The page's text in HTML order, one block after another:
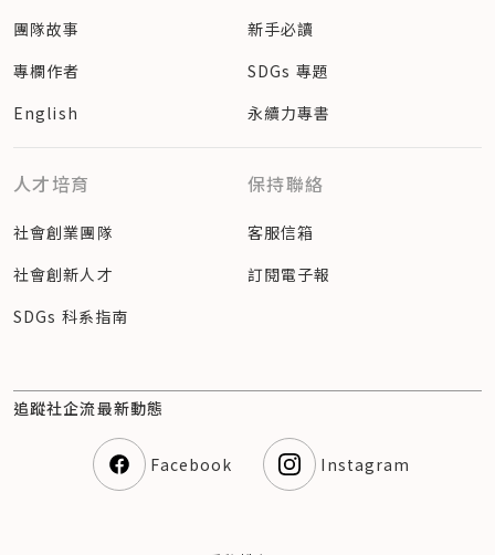
團隊故事
專欄作者
English
新手必讀
SDGs 專題
永續力專書
人才培育
社會創業團隊
社會創新人才
SDGs 科系指南
保持聯絡
客服信箱
訂閱電子報
追蹤社企流最新動態
Facebook Instagram